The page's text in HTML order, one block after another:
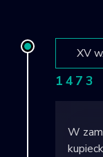
1473
W
XV w.